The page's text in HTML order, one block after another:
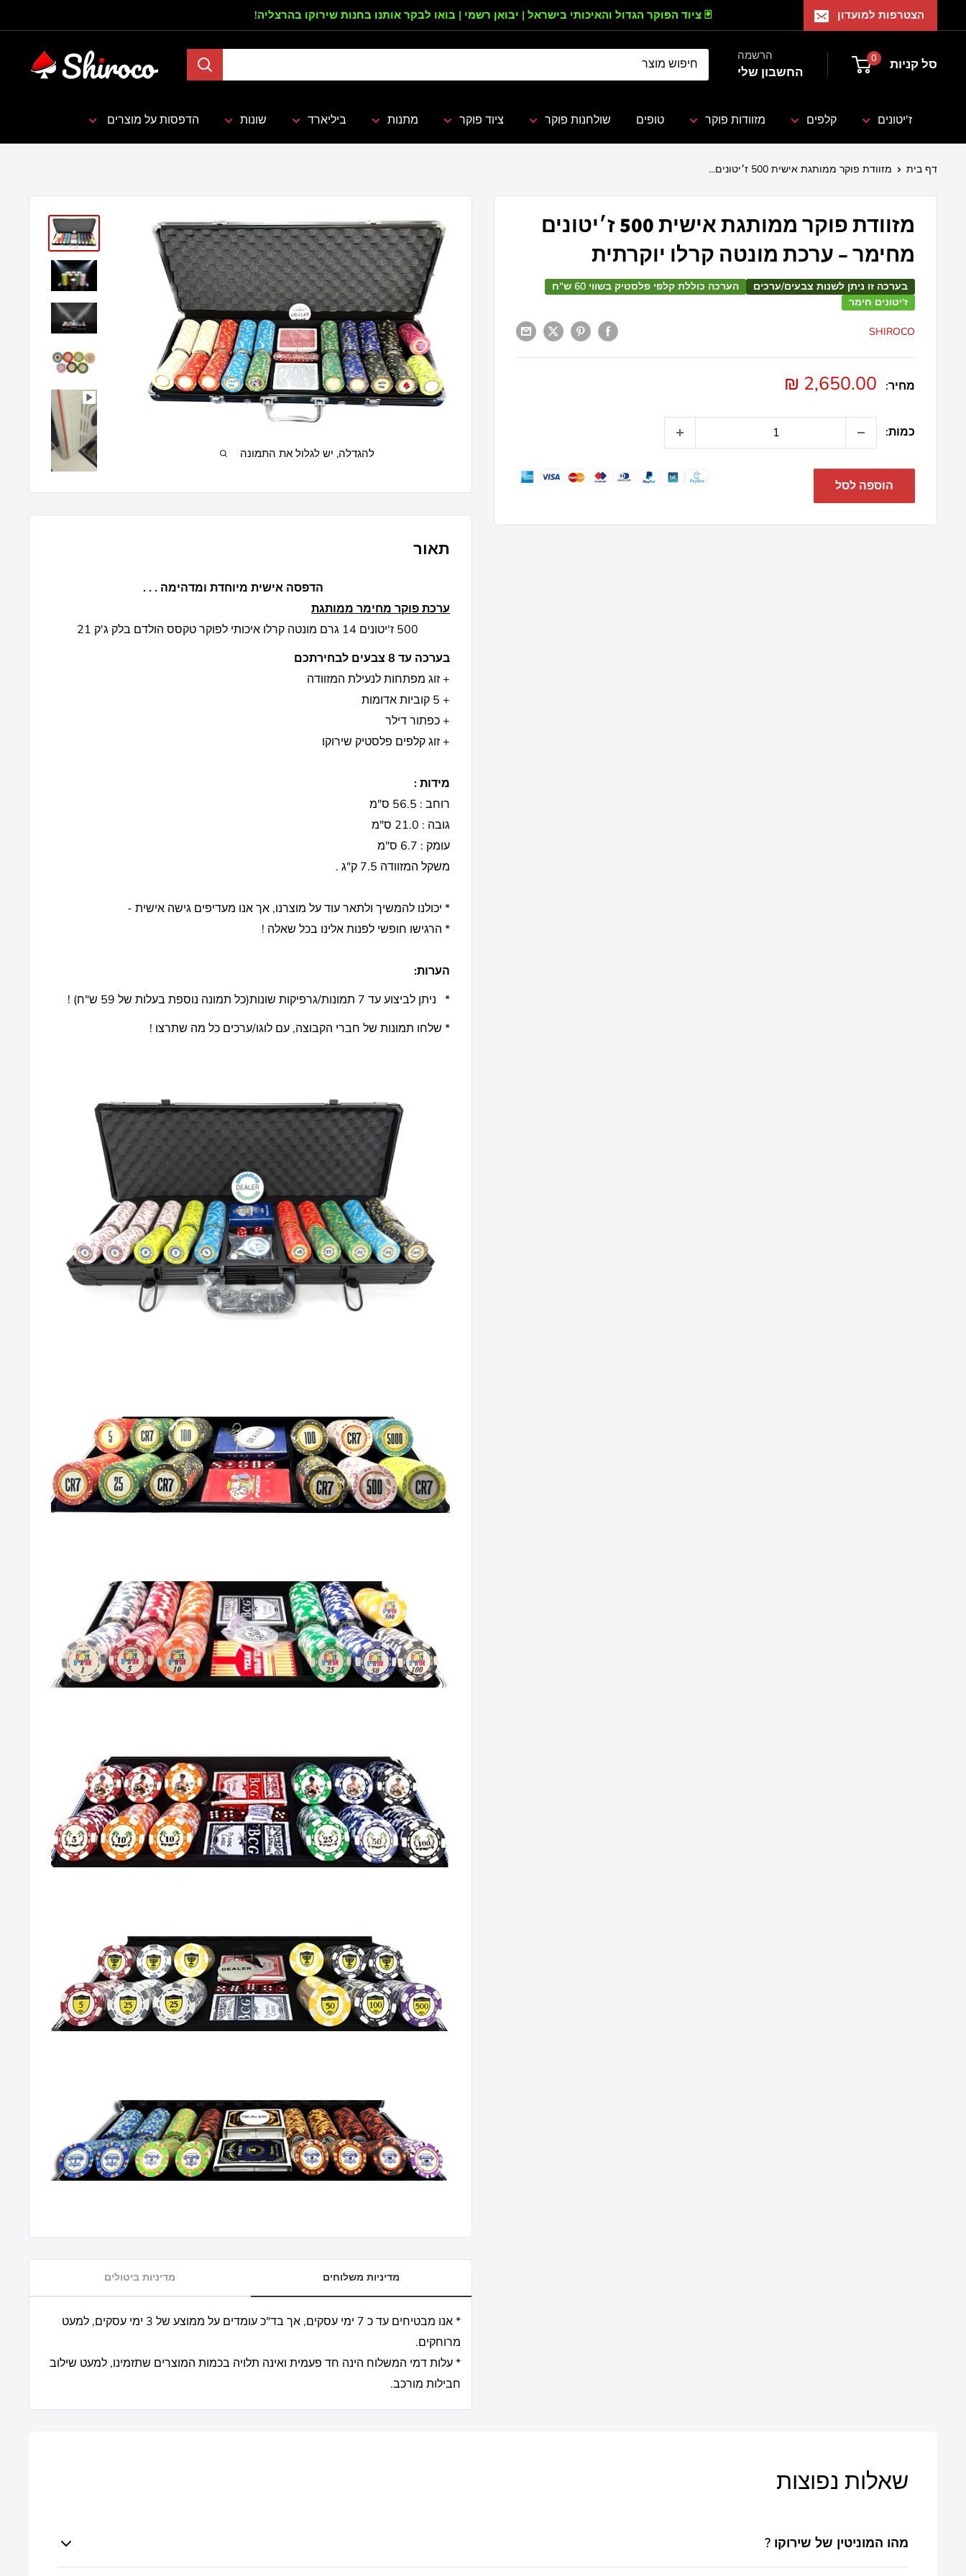
🃏 ציוד הפוקר הגדול והאיכותי בישראל | יבואן רשמי | בואו לבקר אותנו בחנות שירוקו בהרצליה! הצטרפות למועדון
שירוקו הרשמה
החשבון שלי
0 סל קניות
ז'יטונים קלפים מזוודות פוקר טופים שולחנות פוקר ציוד פוקר מתנות ביליארד שונות הדפסות על מוצרים
דף בית מזוודת פוקר ממותגת אישית 500 ז׳יטונים...
להגדלה, יש לגלול את התמונה
מזוודת פוקר ממותגת אישית 500 ז׳יטונים
מחימר – ערכת מונטה קרלו יוקרתית
בערכה זו ניתן לשנות צבעים/ערכים
הערכה כוללת קלפי פלסטיק בשווי 60 ש"ח
ז'יטונים חימר
SHIROCO
מחיר: מחיר
2,650.00 ₪
כמות:
הוספה לסל
תאור
הדפסה אישית מיוחדת ומדהימה . . .
ערכת פוקר מחימר ממותגת
בערכה עד 8 צבעים לבחירתכם
+ זוג מפתחות לנעילת המזוודה
+ 5 קוביות אדומות
+ כפתור דילר
+ זוג קלפים פלסטיק שירוקו
מידות :
רוחב : 56.5 ס"מ
גובה : 21.0 ס"מ
עומק : 6.7 ס"מ
משקל המזוודה 7.5 ק"ג .
* יכולנו להמשיך ולתאר עוד על מוצרנו, אך אנו מעדיפים גישה אישית -
* הרגישו חופשי לפנות אלינו בכל שאלה !
הערות:
* ניתן לביצוע עד 7 תמונות/גרפיקות שונות(כל תמונה נוספת בעלות של 59 ש"ח) !
* שלחו תמונות של חברי הקבוצה, עם לוגו/ערכים כל מה שתרצו !
מדיניות משלוחים מדיניות ביטולים
* אנו מבטיחים עד כ 7 ימי עסקים, אך בד"כ עומדים על ממוצע של 3 ימי עסקים, למעט
מרוחקים.
* עלות דמי המשלוח הינה חד פעמית ואינה תלויה בכמות המוצרים שתזמינו, למעט שילוב
חבילות מורכב.
שאלות נפוצות
? מהו המוניטין של שירוקו